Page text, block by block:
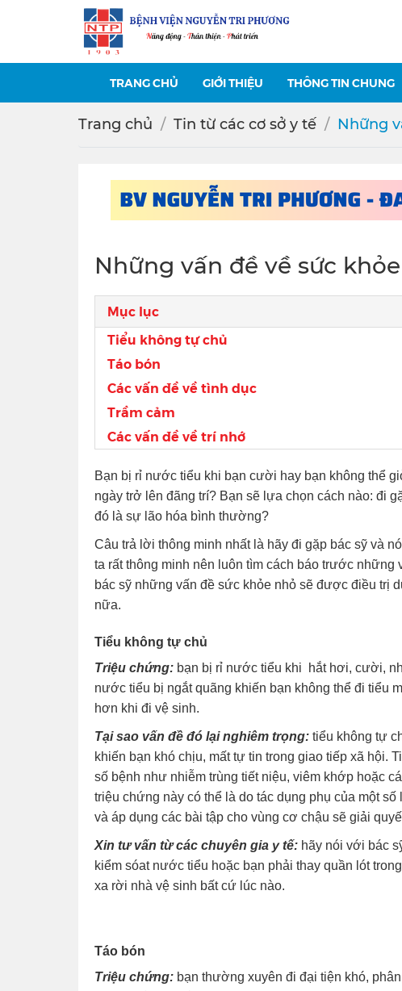
TRANG CHỦ GIỚI THIỆU THÔNG TIN CHUNG
Trang chủ Tin từ các cơ sở y tế Những
Những vấn đề về sức
Mục lục
Tiểu không tự chủ
Táo bón
Các vấn đề về tình dục
Trầm cảm
Các vấn đề về trí nhớ
Bạn bị rỉ nước tiểu khi bạn cười hay bạn không thể
ngày trở lên đãng trí? Bạn sẽ lựa chọn cách nào: đi
đó là sự lão hóa bình thường?
Câu trả lời thông minh nhất là hãy đi gặp bác sỹ và
ta rất thông minh nên luôn tìm cách báo trước
bác sỹ những vấn đề sức khỏe nhỏ sẽ được điều trị
nữa.
Tiểu không tự chủ
Triệu chứng: bạn bị rỉ nước tiểu khi hắt hơi, cười,
nước tiểu bị ngắt quãng khiến bạn không thể đi tiểu
hơn khi đi vệ sinh.
Tại sao vấn đề đó lại nghiêm trọng: tiểu không tự
khiến bạn khó chịu, mất tự tin trong giao tiếp xã hội.
số bệnh như nhiễm trùng tiết niệu, viêm khớp hoặc
triệu chứng này có thể là do tác dụng phụ của một
và áp dụng các bài tập cho vùng cơ chậu sẽ giải
Xin tư vấn từ các chuyên gia y tế: hãy nói với bác
kiểm sóat nước tiểu hoặc bạn phải thay quần lót
xa rời nhà vệ sinh bất cứ lúc nào.
Táo bón
Triệu chứng: bạn thường xuyên đi đại tiện khó,